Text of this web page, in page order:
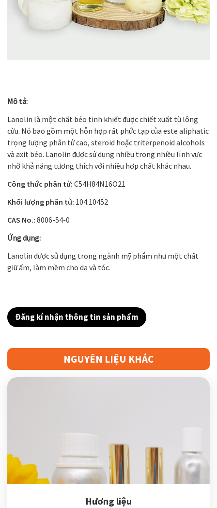
Mô tả:
Lanolin là một chất béo tinh khiết được chiết xuất từ lông
cừu. Nó bao gồm một hỗn hợp rất phức tạp của este aliphatic
trọng lượng phân tử cao, steroid hoặc triterpenoid alcohols
và axit béo. Lanolin được sử dụng nhiều trong nhiều lĩnh vực
nhờ khả năng tương thích với nhiều hợp chất khác nhau.
Công thức phân tử: C54H84N16O21
Khối lượng phân tử: 104.10452
CAS No.: 8006-54-0
Ứng dụng:
Lanolin được sử dụng trong ngành mỹ phẩm như một chất
giữ ẩm, làm mềm cho da và tóc.
Đăng kí nhận thông tin sản phẩm
NGUYÊN LIỆU KHÁC
Hương liệu